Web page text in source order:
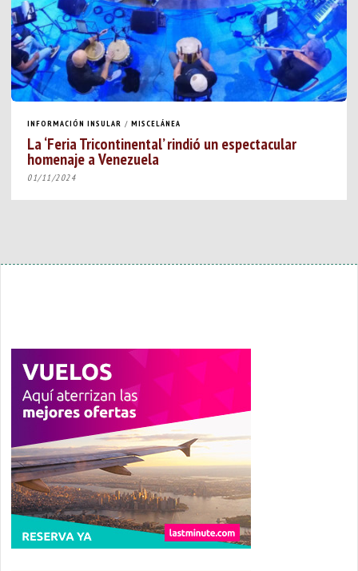
INFORMACIÓN INSULAR / MISCELÁNEA
La ‘Feria Tricontinental’ rindió un espectacular
homenaje a Venezuela
01/11/2024